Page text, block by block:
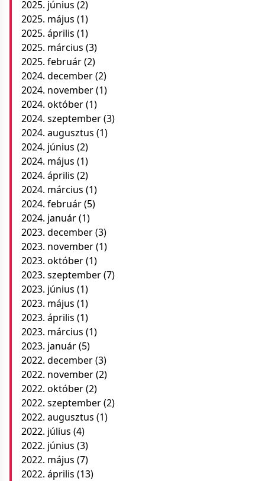
2025. június (2)
2025. május (1)
2025. április (1)
2025. március (3)
2025. február(2)
2024. december(2)
2024. november(1)
2024. október(1)
2024. szeptember(3)
2024. augusztus (1)
2024. június (2)
2024. május (1)
2024. április (2)
2024. március (1)
2024. február(5)
2024. január(1)
2023. december(3)
2023. november(1)
2023. október(1)
2023. szeptember(7)
2023. június (1)
2023. május (1)
2023. április (1)
2023. március (1)
2023. január(5)
2022. december(3)
2022. november(2)
2022. október(2)
2022. szeptember(2)
2022. augusztus (1)
2022. július (4)
2022. június (3)
2022. május (7)
2022. április (13)